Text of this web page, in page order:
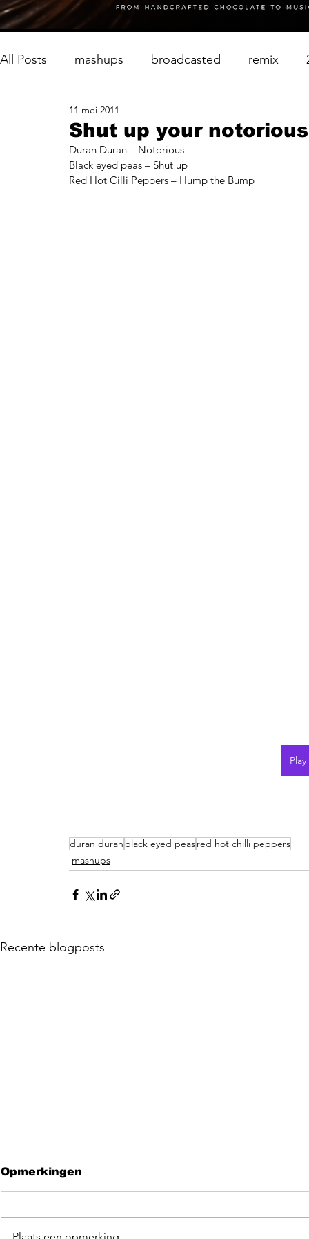
All Posts mashups broadcasted remix
Shut up your
11 mei 2011
Duran Duran – Notorious
Black eyed peas – Shut up
Red Hot Cilli Peppers – Hump the Bump
duran duran black eyed peasred hot chilli peppers
mashups
Recente blogposts
Opmerkingen